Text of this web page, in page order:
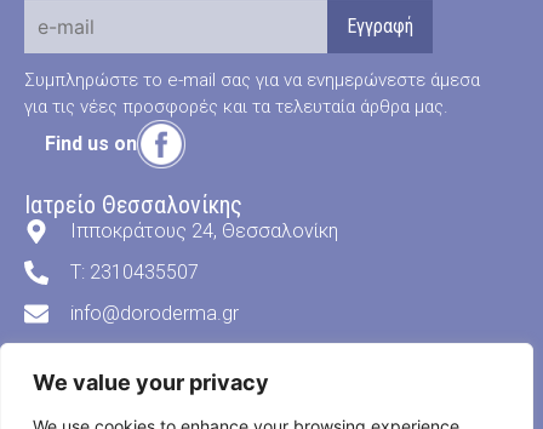
We value your privacy
Συμπληρώστε το e-mail σας για να ενημερώνεστε άμεσα
για τις νέες προσφορές και τα τελευταία άρθρα μας.
Find us on
Ιατρείο Θεσσαλονίκης
Ιπποκράτους 24, Θεσσαλονίκη
T: 2310435507
info@doroderma.gr
Θεσσαλονίκης 8, Νέα Μουδανιά